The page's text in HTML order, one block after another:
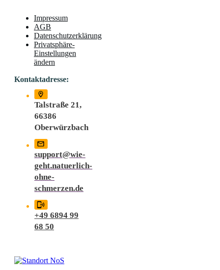
Impressum
AGB
Datenschutzerklärung
Privatsphäre-
Einstellungen
ändern
Kontaktadresse:
Talstraße 21,
66386
Oberwürzbach
support@wie-
geht.natuerlich-
ohne-
schmerzen.de
+49 6894 99
68 50